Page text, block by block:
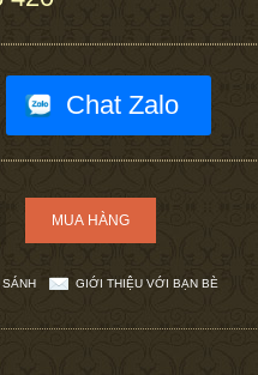
Chat Zalo
GIỚI THIỆU VỚI BẠN BÈ